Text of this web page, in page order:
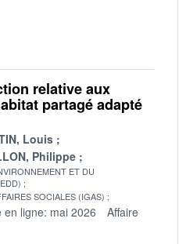
relative aux
partagé adapté
Louis
Philippe
ET DU
SOCIALES (IGAS)
en ligne: mai 2026
Affaire